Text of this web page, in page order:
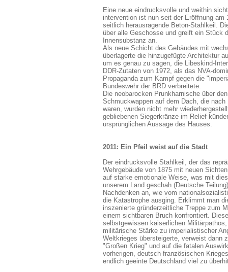
Eine neue eindrucksvolle und weithin
intervention ist nun seit der Eröffnung am
seitlich herausragende Beton-Stahlkeil.
über alle Geschosse und greift ein Stück
Innensubstanz an.
Als neue Schicht des Gebäudes mit
überlagerte die hinzugefügte Architektur
um es genau zu sagen, die Libeskind-
DDR-Zutaten von 1972, als das NVA-
Propaganda zum Kampf gegen die
Bundeswehr der BRD verbreitete.
Die neobarocken Prunkharnische über
Schmuckwappen auf dem Dach, die nach
waren, wurden nicht mehr
gebliebenen Siegerkränze im Relief
ursprünglichen Aussage des Hauses.
2011: Ein Pfeil weist auf die Stadt
Der eindrucksvolle Stahlkeil, der das
Wehrgebäude von 1875 mit neuen
auf starke emotionale Weise, was mit
unserem Land geschah (Deutsche
Nachdenken an, wie vom
die Katastrophe ausging. Erklimmt man
inszenierte gründerzeitliche Treppe zum
einem sichtbaren Bruch konfrontiert.
selbstgewissen kaiserlichen
militärische Stärke zu imperialistischer
Weltkrieges übersteigerte, verweist dann
"Großen Krieg" und auf die fatalen
vorherigen, deutsch-französischen
endlich geeinte Deutschland viel zu